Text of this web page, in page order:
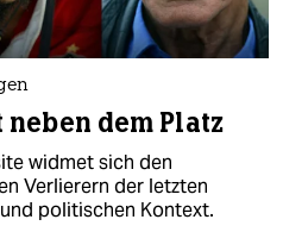
dem Platz
widmet sich den
Verlierern der letzten
politischen Kontext.